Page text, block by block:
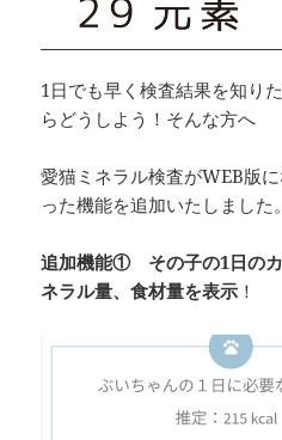
1日でも早く検査結果を知り
らどうしよう！そんな方へ
愛猫ミネラル検査がWEB版
った機能を追加いたしました。
追加機能①
その子の1日の
ネラル量、食材量を表示 ！